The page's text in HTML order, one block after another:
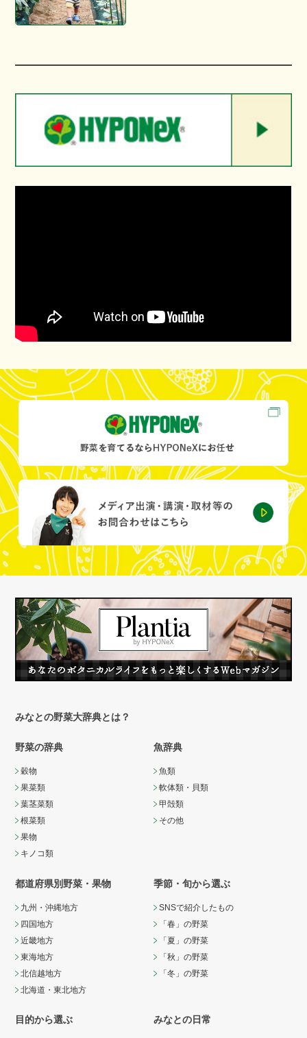
みなとの野菜大辞典とは？
野菜の辞典
穀物
果菜類
葉茎菜類
根菜類
果物
キノコ類
魚辞典
魚類
軟体類・貝類
甲殻類
その他
都道府県別野菜・果物
九州・沖縄地方
四国地方
近畿地方
東海地方
北信越地方
北海道・東北地方
季節・旬から選ぶ
SNSで紹介したもの
「春」の野菜
「夏」の野菜
「秋」の野菜
「冬」の野菜
目的から選ぶ みなとの日常